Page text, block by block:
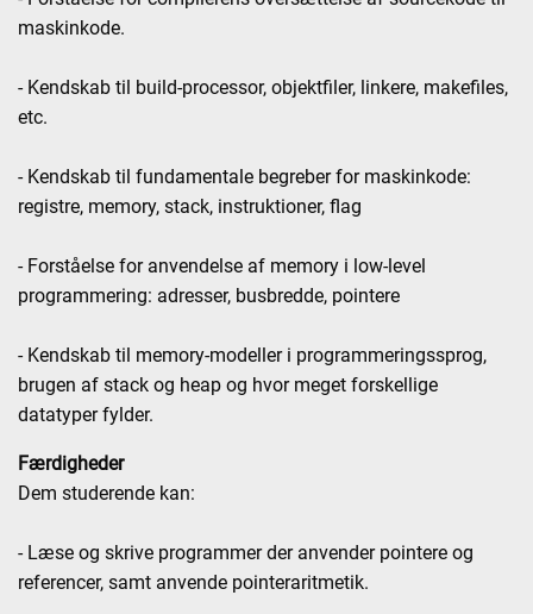
maskinkode.
- Kendskab til build-processor, objektfiler, linkere, makefiles,
etc.
- Kendskab til fundamentale begreber for maskinkode:
registre, memory, stack, instruktioner, flag
- Forståelse for anvendelse af memory i low-level
programmering: adresser, busbredde, pointere
- Kendskab til memory-modeller i programmeringssprog,
brugen af stack og heap og hvor meget forskellige
datatyper fylder.
Færdigheder
Dem studerende kan:
- Læse og skrive programmer der anvender pointere og
referencer, samt anvende pointeraritmetik.